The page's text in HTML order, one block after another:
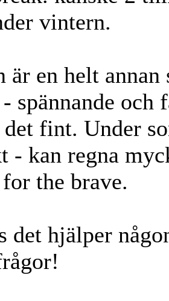
vintern.
är en helt
spännande
det fint. Under
- kan regna
the brave.
det hjälper